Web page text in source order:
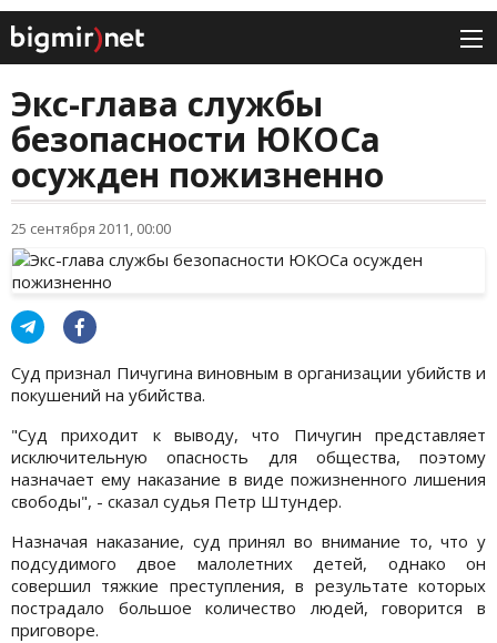
Экс-глава службы
безопасности ЮКОСа
осужден пожизненно
25 сентября 2011, 00:00
Суд признал Пичугина виновным в организации убийств и
покушений на убийства.
"Суд приходит к выводу, что Пичугин представляет
исключительную опасность для общества, поэтому
назначает ему наказание в виде пожизненного лишения
свободы", - сказал судья Петр Штундер.
Назначая наказание, суд принял во внимание то, что у
подсудимого двое малолетних детей, однако он
совершил тяжкие преступления, в результате которых
пострадало большое количество людей, говорится в
приговоре.